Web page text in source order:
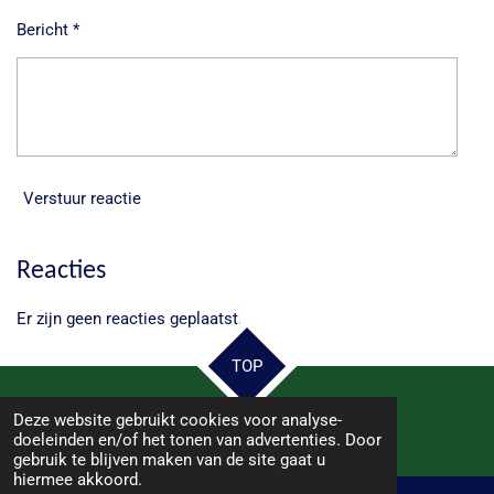
Deze website gebruikt cookies voor analyse-
doeleinden en/of het tonen van advertenties. Door
gebruik te blijven maken van de site gaat u
hiermee akkoord.
Bericht *
Verstuur reactie
Reacties
Er zijn geen reacties geplaatst.
TOP
© 2025 - 2026 Samen Hoogeveen